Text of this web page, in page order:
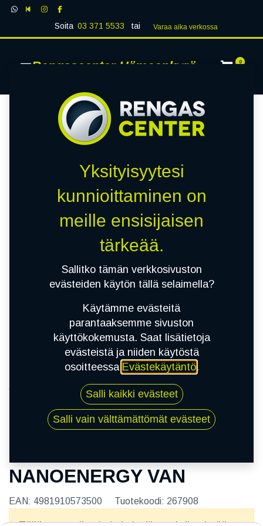
Soita 03 371 5533 tai Varaa aika verk​​​​ossa
Rengascenter Hämeenkyrö 0
165/70R13C 88/88R TOYO NANOENERGY VAN
NANOENERGY VAN
EAN: 4981910573500 Tuotekoodi: 267908
Yksityisyytesi
kunnioittaminen on
meille ensisijaisen
tärkeää.
Sallitko tämän verkkosivuston
evästeiden käytön tällä selaimella?
Käytämme evästeitä
parantaaksemme sivuston
käyttökokemusta. Saat lisätietoja
evästeistä ja niiden käytöstä
osoitteessa Evästekäytäntö.
Salli kaikki evästeet
Salli vain välttämättömät evästeet